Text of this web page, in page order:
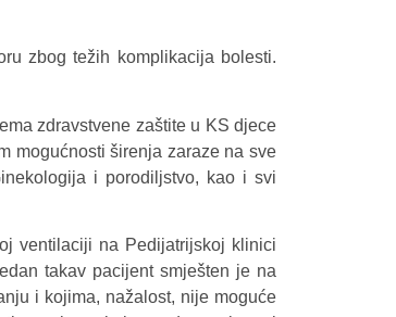
zbog težih komplikacija bolesti.
zdravstvene zaštite u KS djece
mogućnosti širenja zaraze na sve
i porodiljstvo, kao i svi
ventilaciji na Pedijatrijskoj klinici
takav pacijent smješten je na
i kojima, nažalost, nije moguće